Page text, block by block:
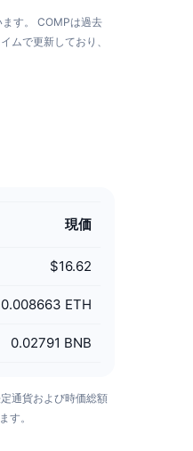
す。
COMPは過去
ムで更新しており、
現価
$16.62
0.008663 ETH
0.02791 BNB
通貨および時価総額
す。